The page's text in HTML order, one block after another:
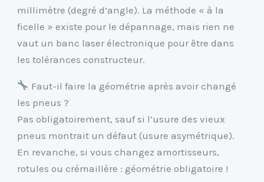
millimètre (degré d’angle). La méthode « à la
ficelle » existe pour le dépannage, mais rien ne
vaut un banc laser électronique pour être dans
les tolérances constructeur.
Faut-il faire la géométrie après avoir changé
les pneus ?
Pas obligatoirement, sauf si l’usure des vieux
pneus montrait un défaut (usure asymétrique).
En revanche, si vous changez amortisseurs,
rotules ou crémaillère : géométrie obligatoire !